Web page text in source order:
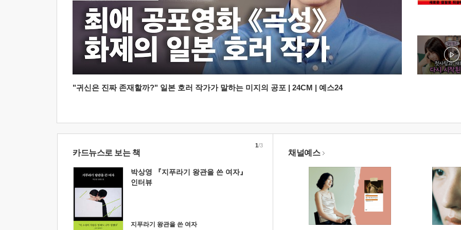
"귀신은 진짜 존재할까?" 일본 호러 작가가 말하는 미지의 공포 | 24CM | 예스24
카드뉴스로 보는 책
박상영 『지푸라기 왕관을 쓴 여자』
인터뷰
지푸라기 왕관을 쓴 여자
1/3
채널예스